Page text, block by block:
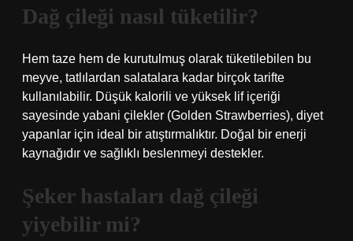
Dağ çileği nasıl tüketilir?
Hem taze hem de kurutulmuş olarak tüketilebilen bu
meyve, tatlılardan salatalara kadar birçok tarifte
kullanılabilir. Düşük kalorili ve yüksek lif içeriği
sayesinde yabani çilekler (Golden Strawberries), diyet
yapanlar için ideal bir atıştırmalıktır. Doğal bir enerji
kaynağıdır ve sağlıklı beslenmeyi destekler.
Şeker hastaları dağ çileği
yiyebilir mi?